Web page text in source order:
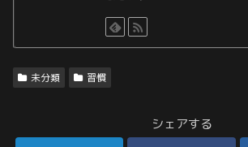
未分類 習慣
シェアする